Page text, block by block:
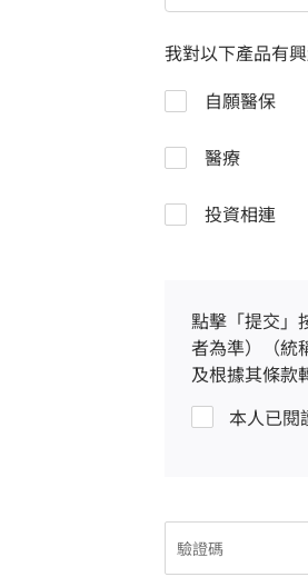
我對以下產品有
自願醫保
醫療
投資相連
點擊「提交」
者為準）（統
及根據其條款
本人已閱